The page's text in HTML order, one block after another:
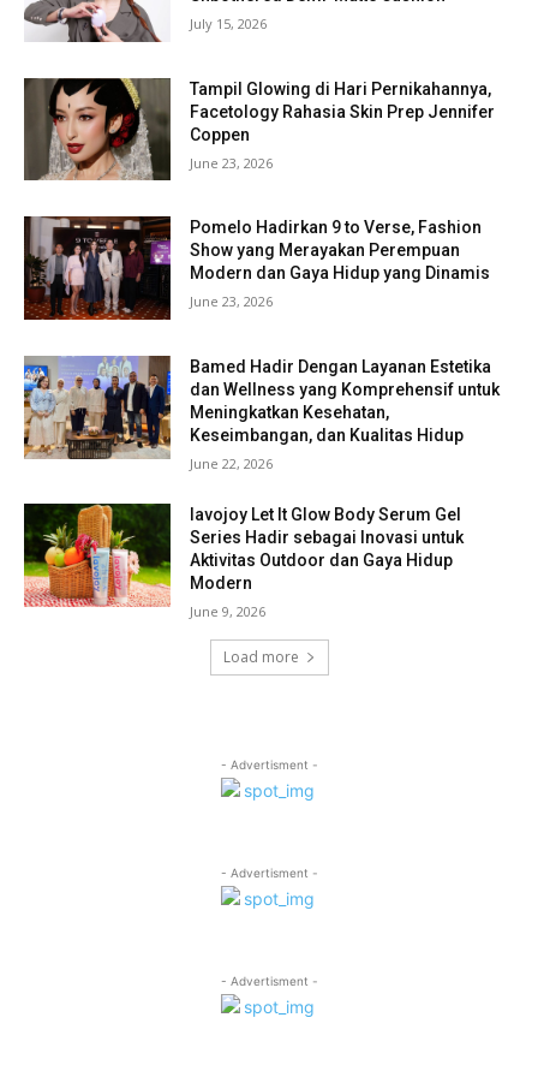
July 15, 2026
Tampil Glowing di Hari Pernikahannya,
Facetology Rahasia Skin Prep Jennifer
Coppen
June 23, 2026
Pomelo Hadirkan 9 to Verse, Fashion
Show yang Merayakan Perempuan
Modern dan Gaya Hidup yang Dinamis
June 23, 2026
Bamed Hadir Dengan Layanan Estetika
dan Wellness yang Komprehensif untuk
Meningkatkan Kesehatan,
Keseimbangan, dan Kualitas Hidup
June 22, 2026
lavojoy Let It Glow Body Serum Gel
Series Hadir sebagai Inovasi untuk
Aktivitas Outdoor dan Gaya Hidup
Modern
June 9, 2026
Load more
- Advertisment -
- Advertisment -
- Advertisment -